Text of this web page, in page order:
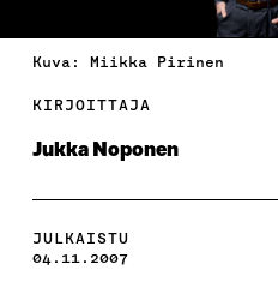
Kuva: Miikka Pirinen
KIRJOITTAJA
Jukka Noponen
JULKAISTU
04.11.2007